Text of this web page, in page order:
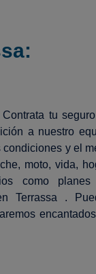
tu
a nuestro
condiciones y el
moto, vida,
como
Terrassa .